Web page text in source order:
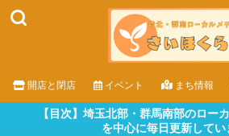
開店と閉店 イベント まち情報
【目次】埼玉北部・群馬南部のロー
を中心に毎日更新してい